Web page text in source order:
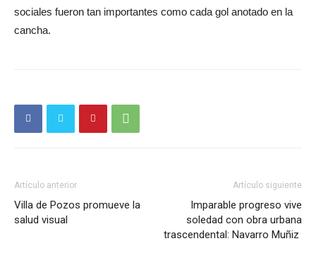
sociales fueron tan importantes como cada gol anotado en la
cancha.
Artículo anterior
Villa de Pozos promueve la
salud visual
Artículo siguiente
Imparable progreso vive
soledad con obra urbana
trascendental: Navarro Muñiz